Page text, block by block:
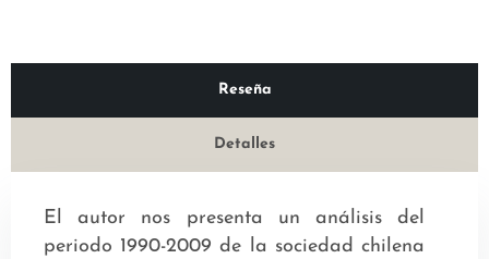
Reseña
Detalles
El autor nos presenta un análisis del
periodo 1990-2009 de la sociedad chilena